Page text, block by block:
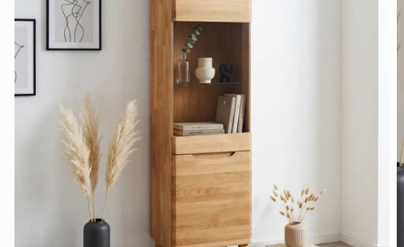
Aparadores
Armarios
Percheros Muebles